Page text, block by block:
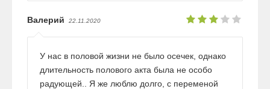
Валерий 22.11.2020
У нас в половой жизни не было осечек, однако
длительность полового акта была не особо
радующей.. Я же люблю долго, с переменой